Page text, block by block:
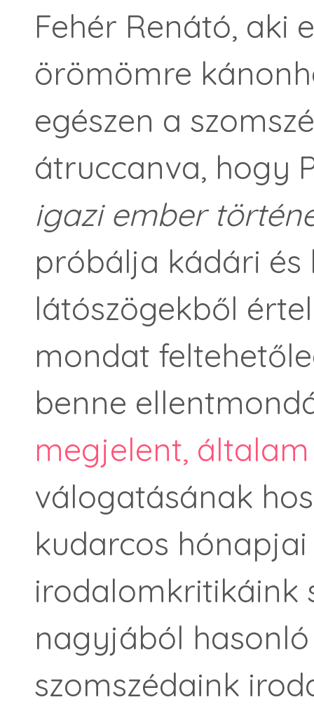
Fehér Renátó, aki
örömömre
egészen a
átruccanva, hogy
igazi ember
próbálja kádári és
látószögekből
mondat
benne
megjelent,
válogatásának
kudarcos
irodalomkritikáink
nagyjából
szomszédaink